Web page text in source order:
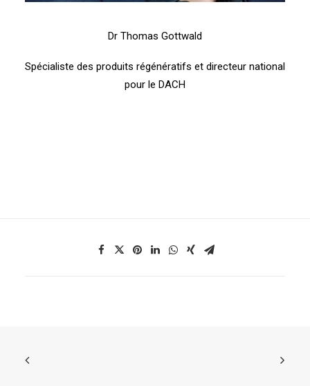
Dr Thomas Gottwald
Spécialiste des produits régénératifs et directeur national
pour le DACH